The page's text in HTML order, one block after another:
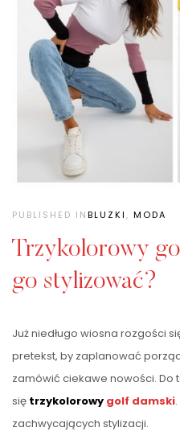
PUBLISHED INBLUZKI, MODA
Trzykolorowy
go stylizować?
Już niedługo wiosna rozgości
pretekst, by zaplanować
zamówić ciekawe nowości.
się trzykolorowy golf damski
zachwycających stylizacji.